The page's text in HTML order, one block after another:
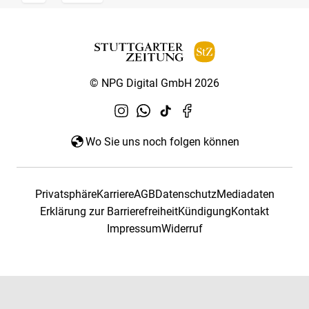
© NPG Digital GmbH 2026
Wo Sie uns noch folgen können
PrivatsphäreKarriereAGBDatenschutzMediadaten
Erklärung zur BarrierefreiheitKündigungKontakt
ImpressumWiderruf